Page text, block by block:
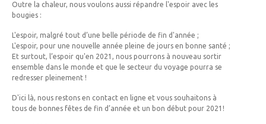
Outre la chaleur, nous voulons aussi répandre l'espoir avec les
bougies :
L'espoir, malgré tout d’une belle période de fin d'année ;
L'espoir, pour une nouvelle année pleine de jours en bonne santé ;
Et surtout, l’espoir qu'en 2021, nous pourrons à nouveau sortir
ensemble dans le monde et que le secteur du voyage pourra se
redresser pleinement !
D'ici là, nous restons en contact en ligne et vous souhaitons à
tous de bonnes fêtes de fin d’année et un bon début pour 2021!